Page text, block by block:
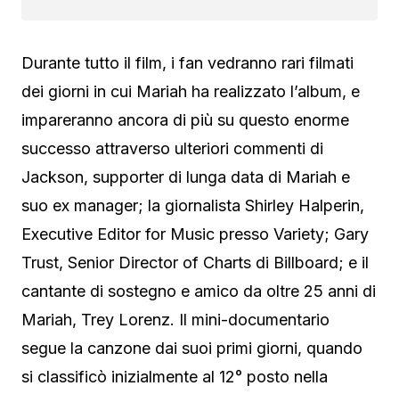
Durante tutto il film, i fan vedranno rari filmati
dei giorni in cui Mariah ha realizzato l’album, e
impareranno ancora di più su questo enorme
successo attraverso ulteriori commenti di
Jackson, supporter di lunga data di Mariah e
suo ex manager; la giornalista Shirley Halperin,
Executive Editor for Music presso Variety; Gary
Trust, Senior Director of Charts di Billboard; e il
cantante di sostegno e amico da oltre 25 anni di
Mariah, Trey Lorenz. Il mini-documentario
segue la canzone dai suoi primi giorni, quando
si classificò inizialmente al 12° posto nella